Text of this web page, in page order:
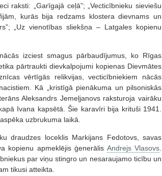
raksti: „Garīgajā ceļā”; „Vecticībnieku sieviešu
kurās bija redzams klostera dievnams un
„Uz vienotības sliekšņa – Latgales kopienu
izciest smagus pārbaudījumus, ko Rīgas
pārtraukti dievkalpojumi kopienas Dievmātes
vērtīgās relikvijas, vecticībniekiem nācās
Kā „kristīgā pienākuma un pilsoniskās
Aleksandrs Jemeļjanovs raksturoja vairāku
Ivana kapsētā. Šie karavīri bija krituši 1941.
uzbrukuma laikā.
draudzes loceklis Markijans Fedotovs, savas
kopienu apmeklējis ģenerālis Andrejs Vlasovs
par viņu stingro un nesaraujamo ticību un
tikusi atteikta.